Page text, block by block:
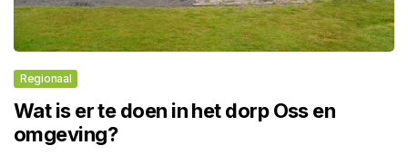
Regionaal
Wat is er te doen in het dorp Oss en
omgeving?